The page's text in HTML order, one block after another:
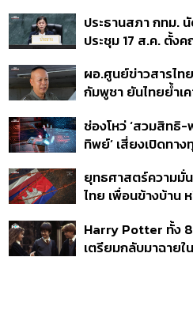
วต์ 20 ปี
ประธานสภา กทม.
ประชุม 17 ส.ค. ตั้ง
กรณี ส.ก. เสียบบัตร
กัน
ผอ.ศูนย์ข่าวสารไท
กัมพูชา ยันไทยย้ำเ
อย่างเป็นกลาง ขอโล
ตรวจสอบข้อเท็จจ
ช่องโหว่ ‘สวมสิทธิ
ทิพย์’ เสี่ยงเปิดทาง
ยุทธศาสตร์ความมั่
ไทย เพื่อนข้างบ้าน
Harry Potter ทั้ง 8
เตรียมกลับมาฉายใ